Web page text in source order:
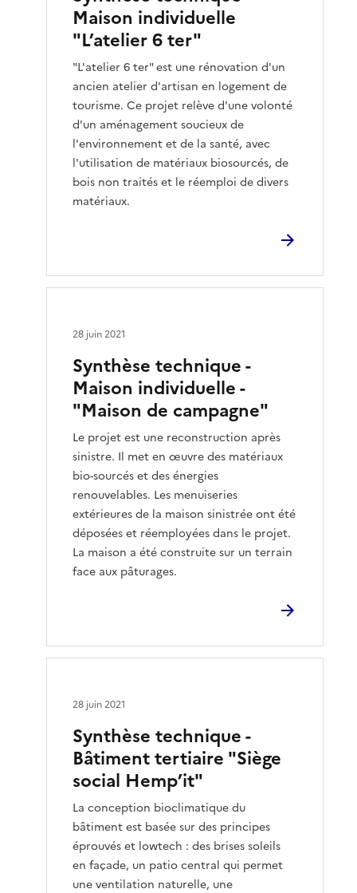
Maison individuelle
"L’atelier 6 ter"
"L'atelier 6 ter" est une rénovation d'un
ancien atelier d'artisan en logement de
tourisme. Ce projet relève d'une volonté
d'un aménagement soucieux de
l'environnement et de la santé, avec
l'utilisation de matériaux biosourcés, de
bois non traités et le réemploi de divers
matériaux.
Synthèse technique -
Maison individuelle -
"Maison de campagne"
Le projet est une reconstruction après
sinistre. Il met en œuvre des matériaux
bio-sourcés et des énergies
renouvelables. Les menuiseries
extérieures de la maison sinistrée ont été
déposées et réemployées dans le projet.
La maison a été construite sur un terrain
face aux pâturages.
28 juin 2021
Synthèse technique -
Bâtiment tertiaire "Siège
social Hemp’it"
La conception bioclimatique du
bâtiment est basée sur des principes
éprouvés et lowtech : des brises soleils
en façade, un patio central qui permet
une ventilation naturelle, une
28 juin 2021